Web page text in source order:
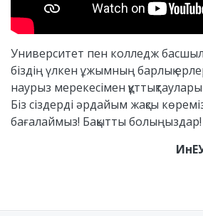
Университет пен колледж
біздің үлкен ұжымның барлық
наурыз мерекесімен
Біз сіздерді әрдайым жақсы
бағалаймыз! Бақытты болыңыздар!